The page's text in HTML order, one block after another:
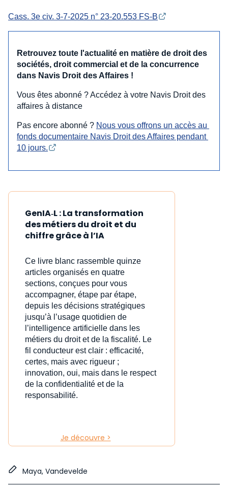
Cass. 3e civ. 3-7-2025 n° 23-20.553 FS-B
Retrouvez toute l'actualité en matière de droit des
sociétés, droit commercial et de la concurrence
dans Navis Droit des Affaires !
Vous êtes abonné ? Accédez à votre Navis Droit des
affaires à distance
Pas encore abonné ? Nous vous offrons un accès au
fonds documentaire Navis Droit des Affaires pendant
10 jours.
GenIA‑L : La transformation
des métiers du droit et du
chiffre grâce à l’IA
Ce livre blanc rassemble quinze
articles organisés en quatre
sections, conçues pour vous
accompagner, étape par étape,
depuis les décisions stratégiques
jusqu’à l’usage quotidien de
l’intelligence artificielle dans les
métiers du droit et de la fiscalité. Le
fil conducteur est clair : efficacité,
certes, mais avec rigueur ;
innovation, oui, mais dans le respect
de la confidentialité et de la
responsabilité.
Je découvre >
Maya, Vandevelde